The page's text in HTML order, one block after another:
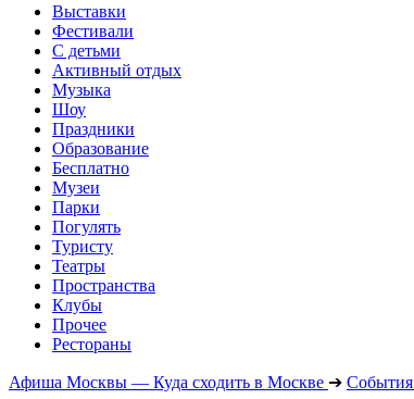
Выставки
Фестивали
С детьми
Активный отдых
Музыка
Шоу
Праздники
Образование
Бесплатно
Музеи
Парки
Погулять
Туристу
Театры
Пространства
Клубы
Прочее
Рестораны
Афиша Москвы — Куда сходить в Москве ➔ События